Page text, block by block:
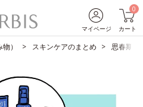
マイページ
0
カート
） スキンケアのまとめ 思春期ニ